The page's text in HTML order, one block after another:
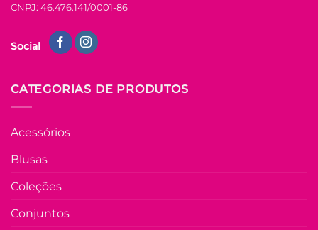
CNPJ: 46.476.141/0001-86
Social
CATEGORIAS DE PRODUTOS
Acessórios
Blusas
Coleções
Conjuntos